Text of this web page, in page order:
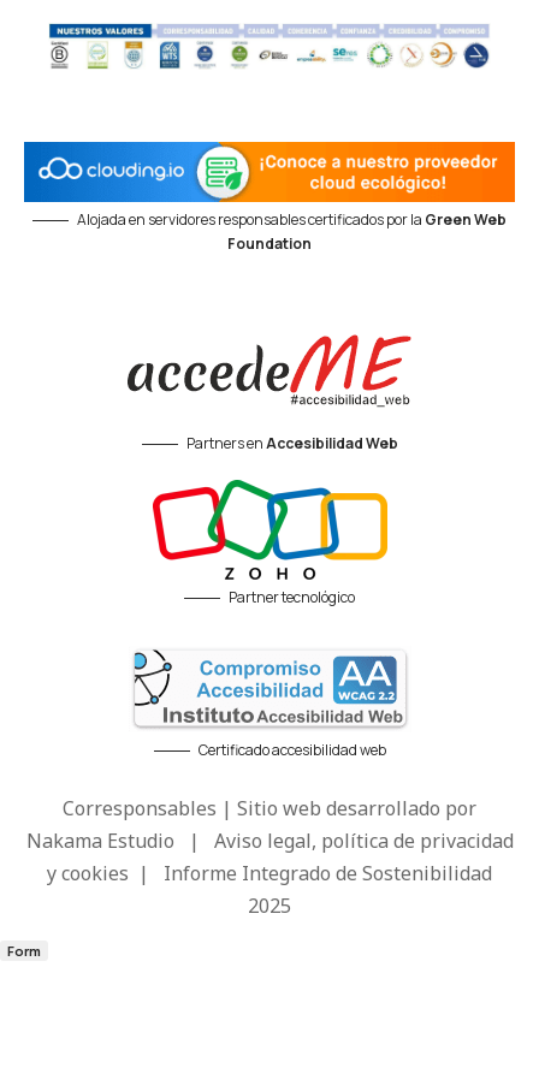
Alojada en servidores responsables certificados por la Green Web
Foundation
Partners enAccesibilidad Web
Partner tecnológico
Certificado accesibilidad web
Corresponsables | Sitio web desarrollado por
Nakama Estudio | Aviso legal, política de privacidad
y cookies | Informe Integrado de Sostenibilidad
2025
Form